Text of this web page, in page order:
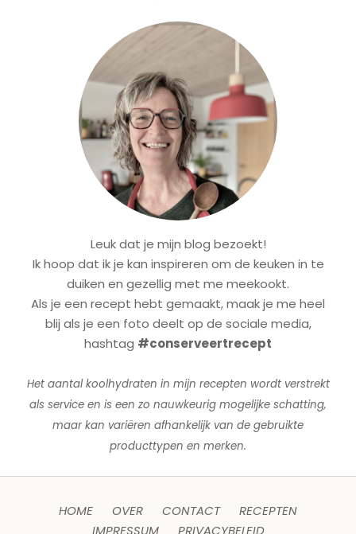
Leuk dat je mijn blog bezoekt!
Ik hoop dat ik je kan inspireren om de keuken in te
duiken en gezellig met me meekookt.
Als je een recept hebt gemaakt, maak je me heel
blij als je een foto deelt op de sociale media,
hashtag #conserveertrecept
Het aantal koolhydraten in mijn recepten wordt verstrekt
als service en is een zo nauwkeurig mogelijke schatting,
maar kan variëren afhankelijk van de gebruikte
producttypen en merken.
HOME OVER CONTACT
RECEPTEN
IMPRESSUM
PRIVACYBELEID